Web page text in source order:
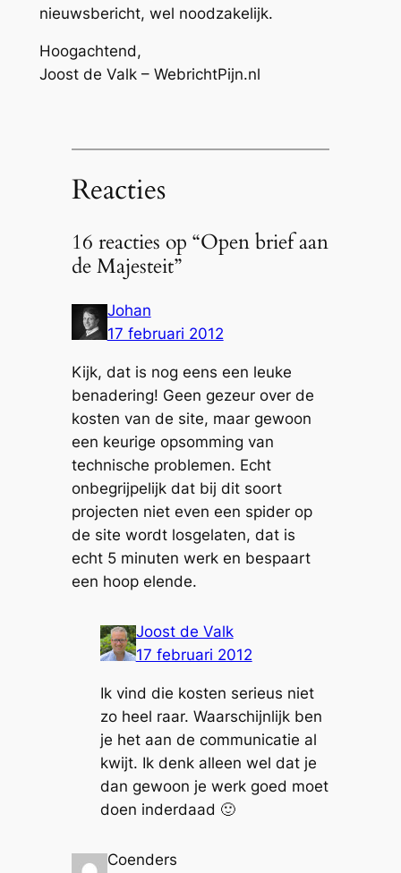
nieuwsbericht, wel noodzakelijk.
Hoogachtend,
Joost de Valk – WebrichtPijn.nl
Reacties
16 reacties op “Open brief aan
de Majesteit”
Johan
17 februari 2012
Kijk, dat is nog eens een leuke
benadering! Geen gezeur over de
kosten van de site, maar gewoon
een keurige opsomming van
technische problemen. Echt
onbegrijpelijk dat bij dit soort
projecten niet even een spider op
de site wordt losgelaten, dat is
echt 5 minuten werk en bespaart
een hoop elende.
Joost de Valk
17 februari 2012
Ik vind die kosten serieus niet
zo heel raar. Waarschijnlijk ben
je het aan de communicatie al
kwijt. Ik denk alleen wel dat je
dan gewoon je werk goed moet
doen inderdaad 🙂
Coenders